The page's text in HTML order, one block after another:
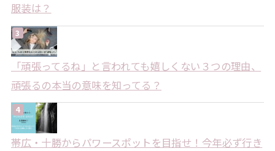
服装は？
「頑張ってるね」と言われても嬉しくない３つの理由、
頑張るの本当の意味を知ってる？
帯広・十勝からパワースポットを目指せ！今年必ず行き